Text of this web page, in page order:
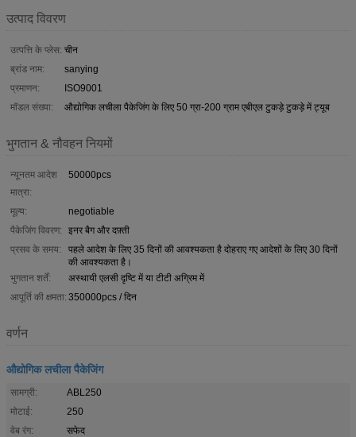
उत्पाद विवरण
उत्पत्ति के प्लेस: चीन
ब्रांड नाम:
sanying
प्रमाणन:
ISO9001
मॉडल संख्या:
औद्योगिक लचीला पैकेजिंग के लिए 50 ग्रा-200 ग्राम एबीएल टुकड़े टुकड़े में ट्यूब
भुगतान & नौवहन नियमों
न्यूनतम आदेश
मात्रा:
50000pcs
मूल्य:
negotiable
पैकेजिंग विवरण:
इनर बैग और दफ़्ती
प्रसव के समय:
पहले आदेश के लिए 35 दिनों की आवश्यकता है दोहराए गए आदेशों के लिए 30 दिनों
की आवश्यकता है।
भुगतान शर्तें:
अस्थायी एलसी दृष्टि में या टीटी अग्रिम में
आपूर्ति की क्षमता: 350000pcs / दिन
वर्णन
औद्योगिक लचीला पैकेजिंग
सामग्री:
ABL250
मोटाई:
250
वेब रंग:
सफेद